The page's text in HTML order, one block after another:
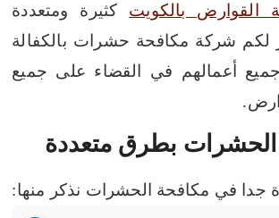
القوارض بالكويت كثيرة ومتعددة
لكم شركة مكافحة حشرات بالكفالة
أعمالهم في القضاء على جميع
بطرق متعددة
جدا في مكافحة الحشرات نذكر منها: